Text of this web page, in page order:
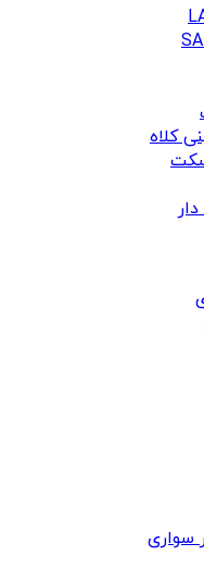
کلاه
سواری